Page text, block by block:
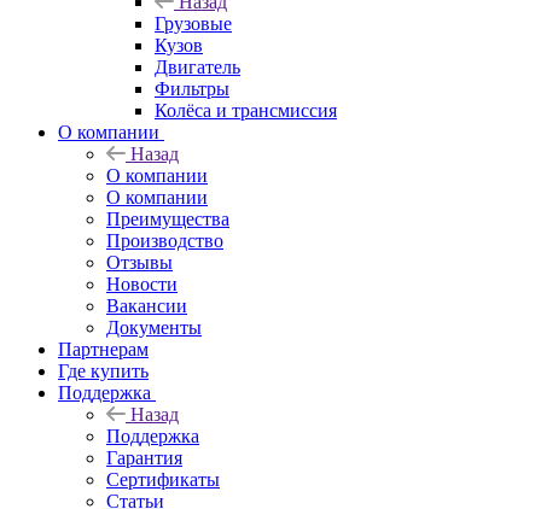
Грузовые
Кузов
Двигатель
Фильтры
Колёса и трансмиссия
О компании
Назад
О компании
О компании
Преимущества
Производство
Отзывы
Новости
Вакансии
Документы
Партнерам
Где купить
Поддержка
Назад
Поддержка
Гарантия
Сертификаты
Статьи